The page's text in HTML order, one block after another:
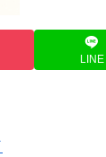
LINE